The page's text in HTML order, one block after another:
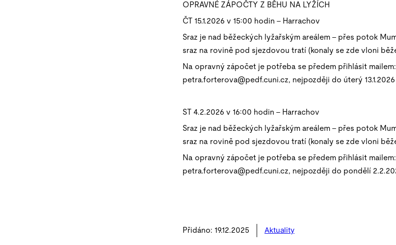
OPRAVNÉ ZÁPOČTY Z BĚHU NA LYŽÍCH
ČT 15.1.2026 v 15:00 hodin – Harrachov
Sraz je nad běžeckých lyžařským areálem – přes potok
sraz na rovině pod sjezdovou tratí (konaly se zde vloni
Na opravný zápočet je potřeba se předem přihlásit mailem:
petra.forterova@pedf.cuni.cz, nejpozději do úterý
ST 4.2.2026 v 16:00 hodin – Harrachov
Sraz je nad běžeckých lyžařským areálem – přes potok
sraz na rovině pod sjezdovou tratí (konaly se zde vloni
Na opravný zápočet je potřeba se předem přihlásit mailem:
petra.forterova@pedf.cuni.cz, nejpozději do pondělí
Přidáno: 19.12.2025 Aktuality